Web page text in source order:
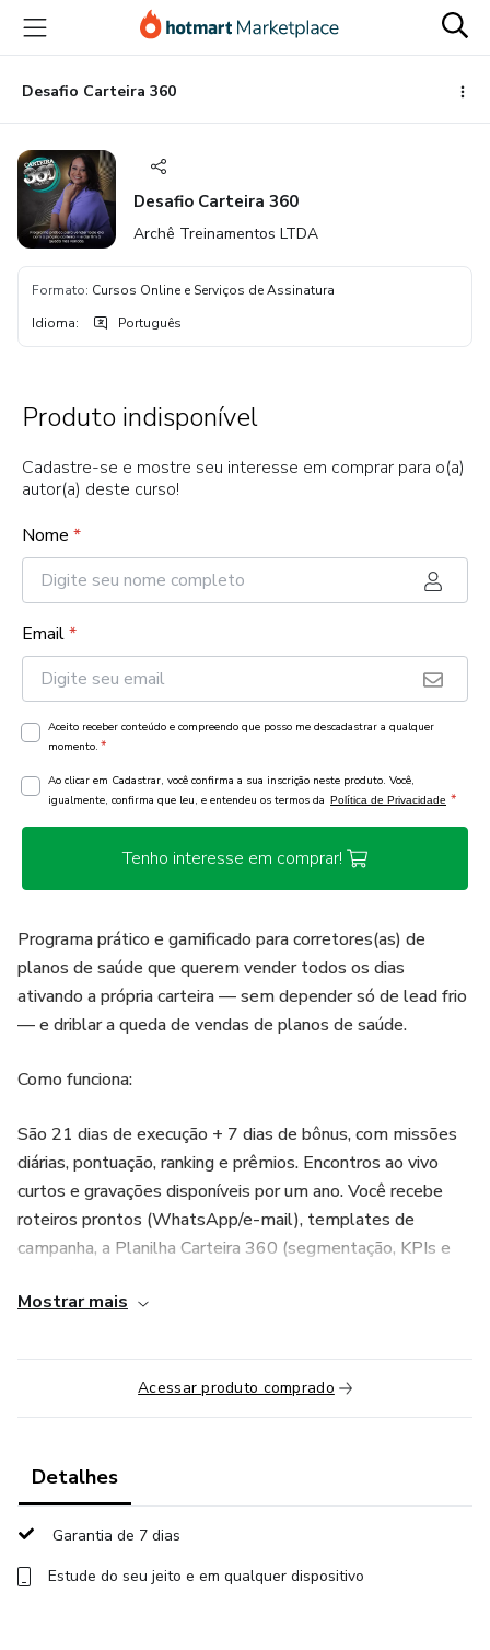
para
conteúdo
principal
para
pagamento
para
rodapé
Desafio Carteira 360
Desafio Carteira 360
Archê Treinamentos LTDA
Formato: Cursos Online e Serviços de Assinatura
Idioma: Português
Produto indisponível
Cadastre-se e mostre seu interesse em comprar para o(a)
autor(a) deste curso!
Nome *
Email*
Aceito receber conteúdo e compreendo que posso me descadastrar a qualquer
momento. *
Ao clicar em Cadastrar, você confirma a sua inscrição neste produto. Você,
igualmente, confirma que leu, e entendeu os termos da Política de Privacidade *
Tenho interesse em comprar!
Programa prático e gamificado para corretores(as) de
planos de saúde que querem vender todos os dias
ativando a própria carteira — sem depender só de lead frio
— e driblar a queda de vendas de planos de saúde.
Como funciona:
São 21 dias de execução + 7 dias de bônus, com missões
diárias, pontuação, ranking e prêmios. Encontros ao vivo
curtos e gravações disponíveis por um ano. Você recebe
roteiros prontos (WhatsApp/e-mail), templates de
campanha, a Planilha Carteira 360 (segmentação, KPIs e
vender. Quem não tem SUSEP segue a trilha sem seguros
permitido).
Para quem é:
Corretores(as) e vendedores(as) de planos de saúde e
benefícios — do iniciante ao avançado — que desejam
organizar a carteira, reativar contatos 90+ dias, aumentar
aproveitar para gerar caixa e o 13º.
Mostrar mais
Acessar produto comprado
Detalhes
Garantia de 7 dias
Estude do seu jeito e em qualquer dispositivo